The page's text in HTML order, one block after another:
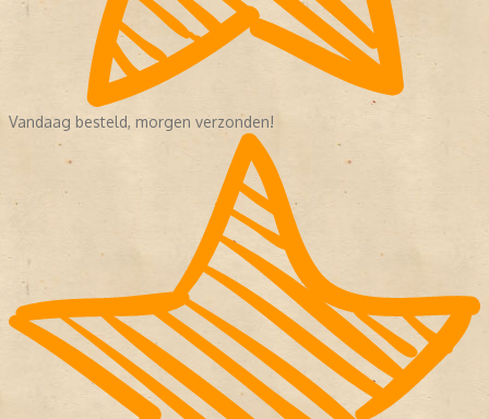
Vandaag besteld, morgen verzonden!